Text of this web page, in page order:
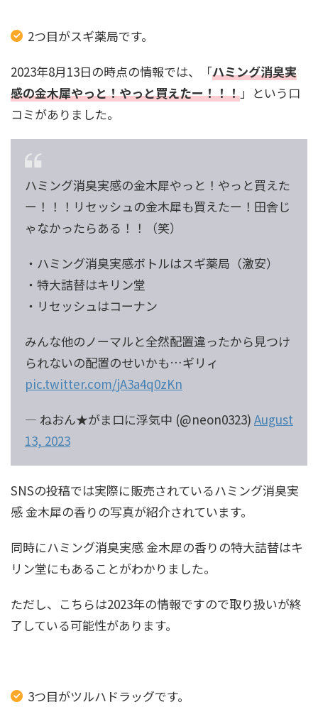
2つ目がスギ薬局です。
2023年8月13日の時点の情報では、「ハミング消臭実
感の金木犀やっと！やっと買えたー！！！」という口
コミがありました。
ハミング消臭実感の金木犀やっと！やっと買えた
ー！！！リセッシュの金木犀も買えたー！田舎じ
ゃなかったらある！！（笑）
・ハミング消臭実感ボトルはスギ薬局（激安）
・特大詰替はキリン堂
・リセッシュはコーナン
みんな他のノーマルと全然配置違ったから見つけ
られないの配置のせいかも…ギリィ
pic.twitter.com/jA3a4q0zKn
— ねおん★がま口に浮気中 (@neon0323) August
13, 2023
SNSの投稿では実際に販売されているハミング消臭実
感 金木犀の香りの写真が紹介されています。
同時にハミング消臭実感 金木犀の香りの特大詰替はキ
リン堂にもあることがわかりました。
ただし、こちらは2023年の情報ですので取り扱いが終
了している可能性があります。
3つ目がツルハドラッグです。